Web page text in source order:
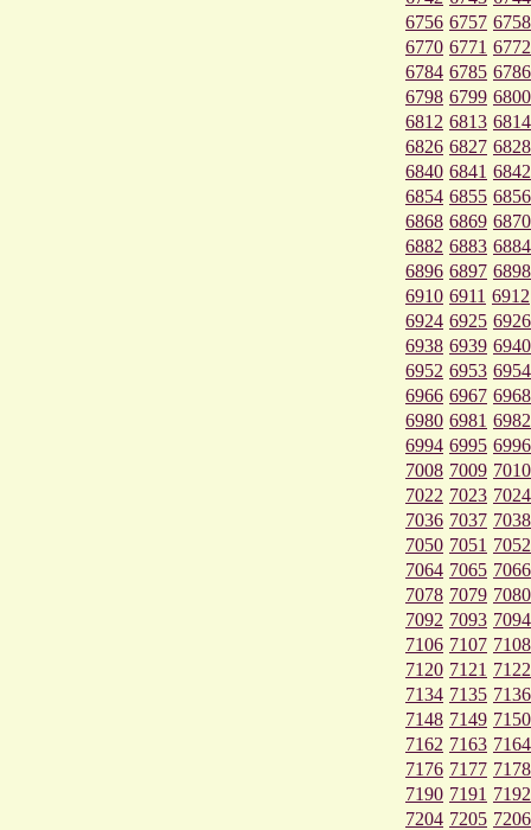
6756 6757 6758
6770 6771 6772
6784 6785 6786
6798 6799 6800
6812 6813 6814
6826 6827 6828
6840 6841 6842
6854 6855 6856
6868 6869 6870
6882 6883 6884
6896 6897 6898
6910 6911 6912
6924 6925 6926
6938 6939 6940
6952 6953 6954
6966 6967 6968
6980 6981 6982
6994 6995 6996
7008 7009 7010
7022 7023 7024
7036 7037 7038
7050 7051 7052
7064 7065 7066
7078 7079 7080
7092 7093 7094
7106 7107 7108
7120 7121 7122
7134 7135 7136
7148 7149 7150
7162 7163 7164
7176 7177 7178
7190 7191 7192
7204 7205 7206